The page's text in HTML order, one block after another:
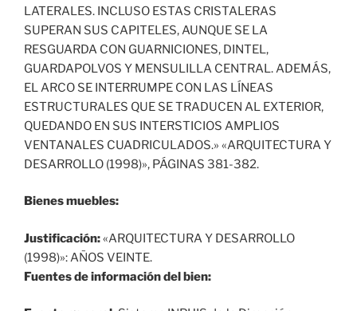
LATERALES. INCLUSO ESTAS CRISTALERAS
SUPERAN SUS CAPITELES, AUNQUE SE LA
RESGUARDA CON GUARNICIONES, DINTEL,
GUARDAPOLVOS Y MENSULILLA CENTRAL. ADEMÁS,
EL ARCO SE INTERRUMPE CON LAS LÍNEAS
ESTRUCTURALES QUE SE TRADUCEN AL EXTERIOR,
QUEDANDO EN SUS INTERSTICIOS AMPLIOS
VENTANALES CUADRICULADOS.» «ARQUITECTURA Y
DESARROLLO (1998)», PÁGINAS 381-382.
Bienes muebles:
Justificación:«ARQUITECTURA Y DESARROLLO
(1998)»: AÑOS VEINTE.
Fuentes de información del bien: